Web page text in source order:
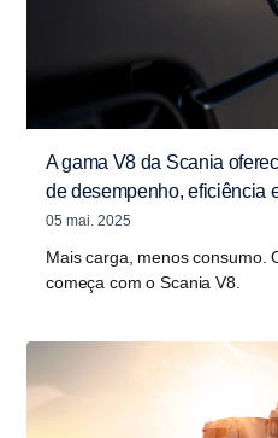
A gama V8 da Scania
de desempenho, eficiência
05 mai. 2025
Mais carga, menos consumo.
começa com o Scania V8.